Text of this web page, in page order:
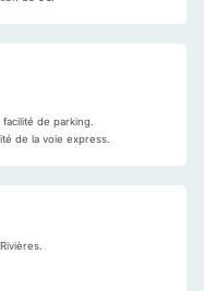
de parking.
de la voie express.